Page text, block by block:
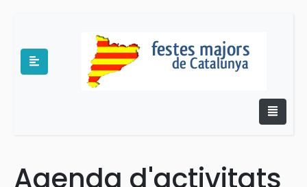
Agenda d'activitats